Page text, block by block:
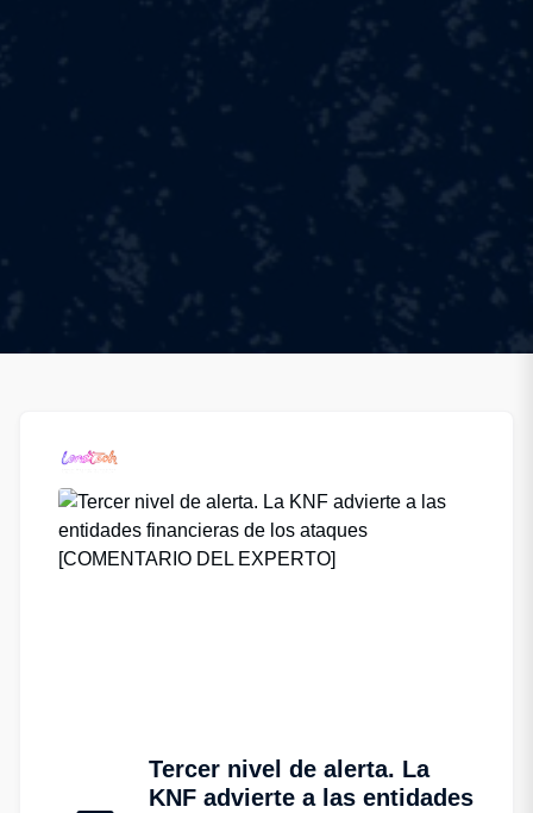
Tercer nivel de alerta. La
KNF advierte a las entidades